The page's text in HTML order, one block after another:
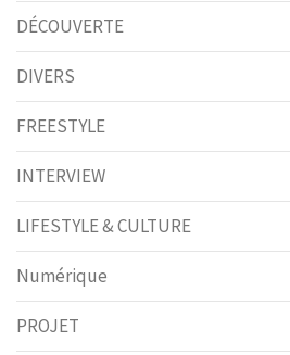
DÉCOUVERTE
DIVERS
FREESTYLE
INTERVIEW
LIFESTYLE & CULTURE
Numérique
PROJET